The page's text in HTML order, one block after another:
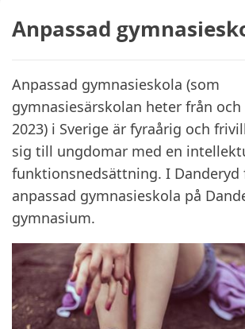
Anpassad
Anpassad gymnasieskola (som
gymnasiesärskolan heter från
2023) i Sverige är fyraårig och
sig till ungdomar med en
funktionsnedsättning. I Danderyd
anpassad gymnasieskola på
gymnasium.